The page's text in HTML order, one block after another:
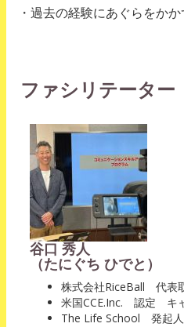
・過去の経験にあぐらをか
ファシリテーター
谷口 秀人
（たにぐち ひでと）
株式会社RiceBall 代表
米国CCE.Inc. 認定 キ
The Life School 発起人